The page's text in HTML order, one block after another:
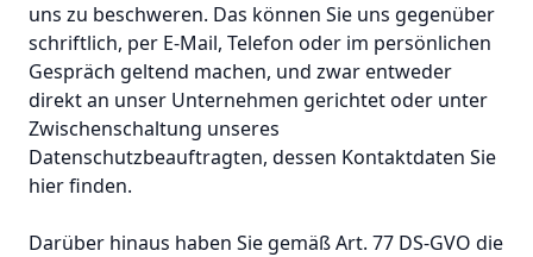
uns zu beschweren. Das können Sie uns gegenüber
schriftlich, per E-Mail, Telefon oder im persönlichen
Gespräch geltend machen, und zwar entweder
direkt an unser Unternehmen gerichtet oder unter
Zwischenschaltung unseres
Datenschutzbeauftragten, dessen Kontaktdaten Sie
hier finden.
Darüber hinaus haben Sie gemäß Art. 77 DS-GVO die